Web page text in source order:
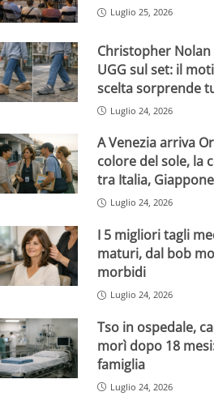
Luglio 25, 2026
Christopher
UGG sul set: il
scelta sorprende
Luglio 24, 2026
A Venezia arriva
colore del sole, la
tra Italia,
Luglio 24, 2026
I 5 migliori tagli
maturi, dal bob
morbidi
Luglio 24, 2026
Tso in ospedale,
morì dopo 18
famiglia
Luglio 24, 2026